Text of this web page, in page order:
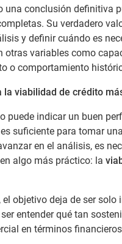
una conclusión definitiva
Su verdadero
y definir cuándo es
otras variables como
o comportamiento
la viabilidad de crédito
puede indicar un buen
suficiente para tomar
en el análisis, es
algo más práctico: la
el objetivo deja de ser solo
entender qué tan
en términos